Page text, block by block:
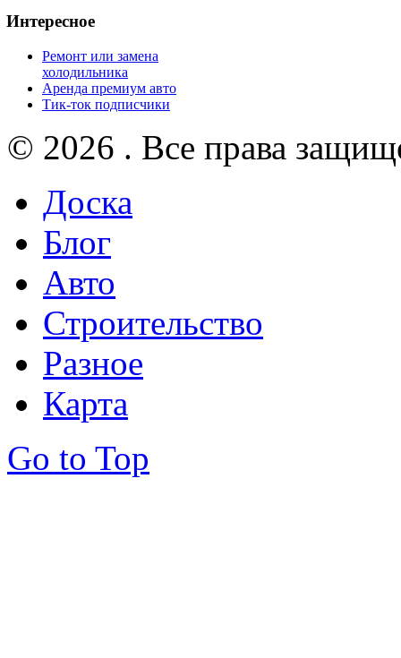
Интересное
Ремонт или замена
холодильника
Аренда премиум авто
Тик-ток подписчики
© 2026 . Все права
Доска
Блог
Авто
Строительство
Разное
Карта
Go to Top